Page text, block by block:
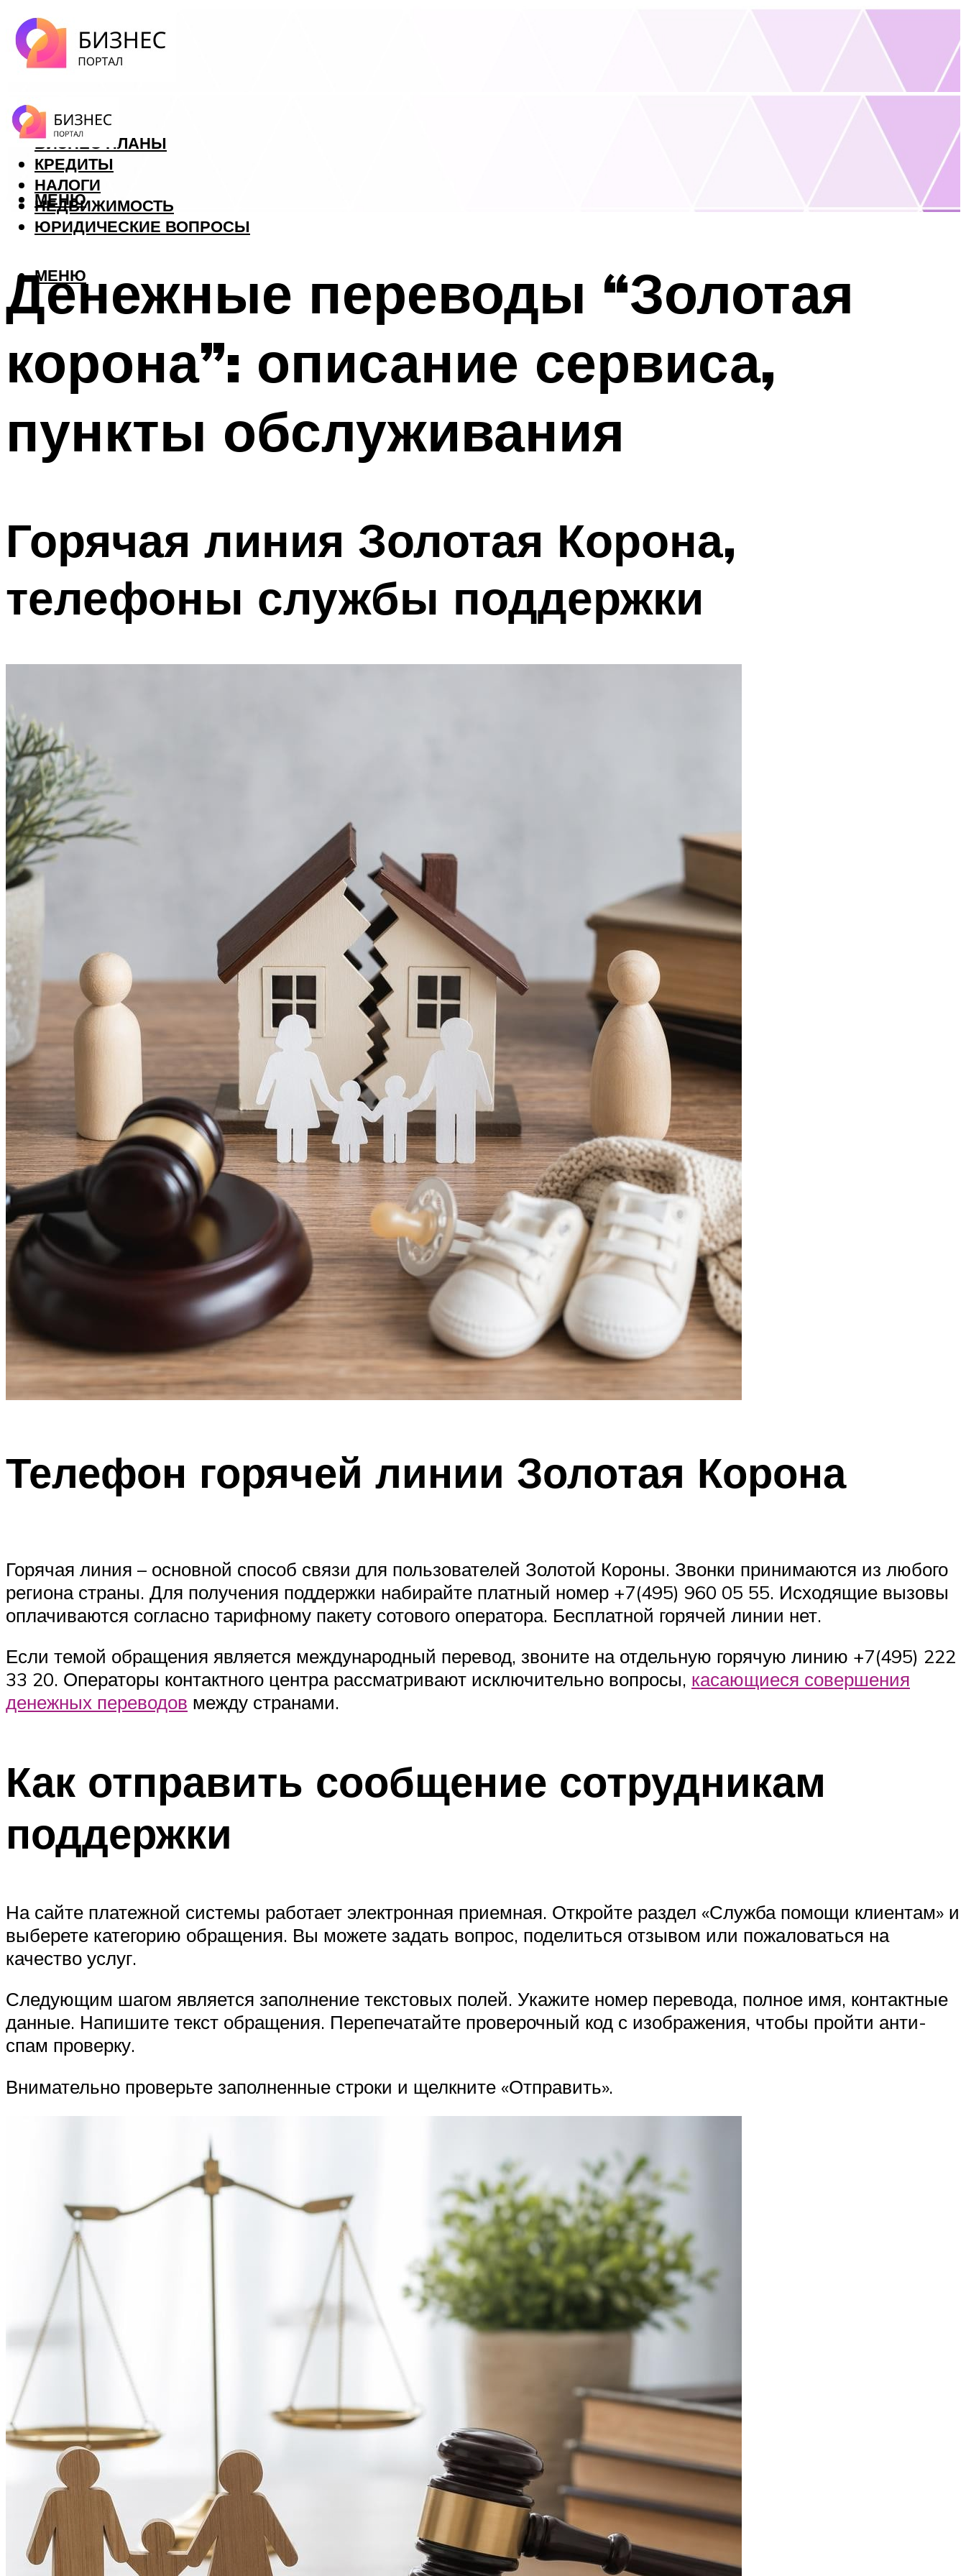
ФОРЕКС
БИЗНЕС ПЛАНЫ
КРЕДИТЫ
НАЛОГИ
НЕДВИЖИМОСТЬ
ЮРИДИЧЕСКИЕ ВОПРОСЫ
МЕНЮ
МЕНЮ
Денежные переводы “Золотая
корона”: описание сервиса,
пункты обслуживания
Горячая линия Золотая Корона,
телефоны службы поддержки
Телефон горячей линии Золотая Корона
Горячая линия – основной способ связи для пользователей Золотой Короны. Звонки принимаются из любого
региона страны. Для получения поддержки набирайте платный номер +7(495) 960 05 55. Исходящие вызовы
оплачиваются согласно тарифному пакету сотового оператора. Бесплатной горячей линии нет.
Если темой обращения является международный перевод, звоните на отдельную горячую линию +7(495) 222
33 20. Операторы контактного центра рассматривают исключительно вопросы, касающиеся совершения
денежных переводов между странами.
Как отправить сообщение сотрудникам
поддержки
На сайте платежной системы работает электронная приемная. Откройте раздел «Служба помощи клиентам» и
выберете категорию обращения. Вы можете задать вопрос, поделиться отзывом или пожаловаться на
качество услуг.
Следующим шагом является заполнение текстовых полей. Укажите номер перевода, полное имя, контактные
данные. Напишите текст обращения. Перепечатайте проверочный код с изображения, чтобы пройти анти-
спам проверку.
Внимательно проверьте заполненные строки и щелкните «Отправить».